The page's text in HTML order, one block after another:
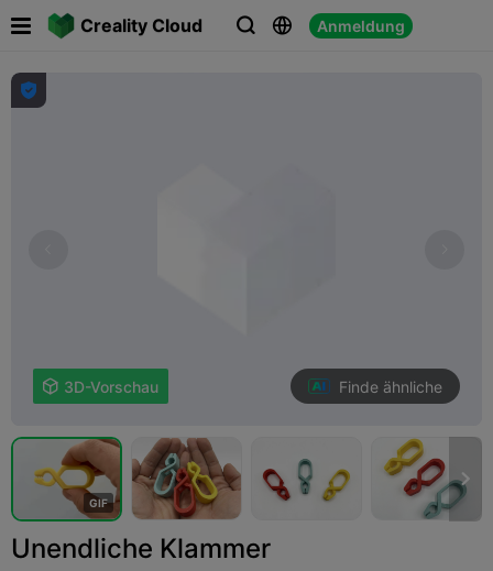
Creality Cloud   Anmeldung

 3D-Vorschau Finde ähnliche
GIF

Unendliche Klammer